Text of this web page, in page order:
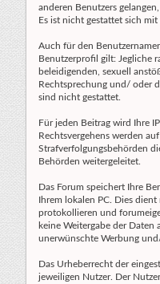
anderen Benutzers
Es ist nicht gestattet sich
Auch für den
Benutzerprofil gilt: Jegliche
beleidigenden, sexuell
Rechtsprechung und/ oder
sind nicht gestattet.
Für jeden Beitrag wird Ihre
Rechtsvergehens werden
Strafverfolgungsbehörden
Behörden weitergeleitet.
Das Forum speichert Ihre
Ihrem lokalen PC. Dies
protokollieren und
keine Weitergabe der
unerwünschte Werbung
Das Urheberrecht der
jeweiligen Nutzer. Der